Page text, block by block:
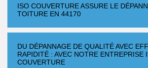
ISO COUVERTURE ASSURE LE
TOITURE EN 44170
DU DÉPANNAGE DE QUALITÉ AVEC
RAPIDITÉ : AVEC NOTRE ENTREPRISE
COUVERTURE